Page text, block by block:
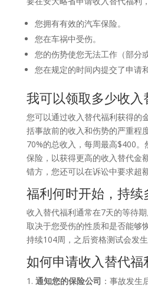
您拥有有效的汽车保险。
您在车祸中受伤。
您的伤势使您无法工作（部分
您在规定的时间内提交了申请
我可以领取多少收入
您可以通过收入替代福利获得的
括事故前的收入和伤势的严重程
70%的总收入，每周最高$400
保险，以获得更高的收入替代金
错方，您还可以在诉讼中要求超额
福利何时开始，持续
收入替代福利通常在7天的等待
取决于您受伤的性质和是否能够
持续104周，之后资格测试会发生
如何申请收入替代福
通知您的保险公司 ：事故发生